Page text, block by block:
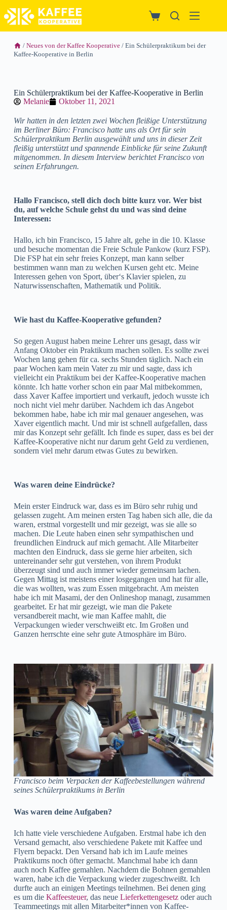
/ Neues von der Kaffee Kooperative/ Ein Schülerpraktikum bei der
Kaffee-Kooperative in Berlin
Ein Schülerpraktikum bei der Kaffee-Kooperative in Berlin
Melanie
Oktober 11, 2021
Wir hatten in den letzten zwei Wochen fleißige Unterstützung
im Berliner Büro: Francisco hatte uns als Ort für sein
Schülerpraktikum Berlin ausgewählt und uns in dieser Zeit
fleißig unterstützt und spannende Einblicke für seine Zukunft
mitgenommen. In diesem Interview berichtet Francisco von
seinen Erfahrungen.
Hallo Francisco, stell dich doch bitte kurz vor. Wer bist
du, auf welche Schule gehst du und was sind deine
Interessen:
Hallo, ich bin Francisco, 15 Jahre alt, gehe in die 10. Klasse
und besuche momentan die Freie Schule Pankow (kurz FSP).
Die FSP hat ein sehr freies Konzept, man kann selber
bestimmen wann man zu welchen Kursen geht etc. Meine
Interessen gehen von Sport, über‘s Klavier spielen, zu
Naturwissenschaften, Mathematik und Politik.
Wie hast du Kaffee-Kooperative gefunden?
So gegen August haben meine Lehrer uns gesagt, dass wir
Anfang Oktober ein Praktikum machen sollen. Es sollte zwei
Wochen lang gehen für ca. sechs Stunden täglich. Nach ein
paar Wochen kam mein Vater zu mir und sagte, dass ich
vielleicht ein Praktikum bei der Kaffee-Kooperative machen
könnte. Ich hatte vorher schon ein paar Mal mitbekommen,
dass Xaver Kaffee importiert und verkauft, jedoch wusste ich
noch nicht viel mehr darüber. Nachdem ich das Angebot
bekommen habe, habe ich mir mal genauer angesehen, was
Xaver eigentlich macht. Und mir ist schnell aufgefallen, dass
mir das Konzept sehr gefällt. Ich finde es super, dass es bei der
Kaffee-Kooperative nicht nur darum geht Geld zu verdienen,
sondern viel mehr darum etwas Gutes zu bewirken.
Was waren deine Eindrücke?
Mein erster Eindruck war, dass es im Büro sehr ruhig und
gelassen zugeht. Am meinen ersten Tag haben sich alle, die da
waren, erstmal vorgestellt und mir gezeigt, was sie alle so
machen. Die Leute haben einen sehr sympathischen und
freundlichen Eindruck auf mich gemacht. Alle Mitarbeiter
machten den Eindruck, dass sie gerne hier arbeiten, sich
untereinander sehr gut verstehen, von ihrem Produkt
überzeugt sind und auch immer wieder gemeinsam lachen.
Gegen Mittag ist meistens einer losgegangen und hat für alle,
die was wollten, was zum Essen mitgebracht. Am meisten
habe ich mit Masami, der den Onlineshop managt, zusammen
gearbeitet. Er hat mir gezeigt, wie man die Pakete
versandbereit macht, wie man Kaffee mahlt, die
Verpackungen wieder verschweißt etc. Im Großen und
Ganzen herrschte eine sehr gute Atmosphäre im Büro.
Francisco beim Verpacken der Kaffeebestellungen während
seines Schülerpraktikums in Berlin
Was waren deine Aufgaben?
Ich hatte viele verschiedene Aufgaben. Erstmal habe ich den
Versand gemacht, also verschiedene Pakete mit Kaffee und
Flyern bepackt. Den Versand hab ich im Laufe meines
Praktikums noch öfter gemacht. Manchmal habe ich dann
auch noch Kaffee gemahlen. Nachdem die Bohnen gemahlen
waren, habe ich die Verpackung wieder zugeschweißt. Ich
durfte auch an einigen Meetings teilnehmen. Bei denen ging
es um die Kaffeesteuer, das neue Lieferkettengesetzoder auch
Teammeetings mit allen Mitarbeiter*innen von Kaffee-